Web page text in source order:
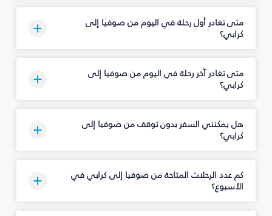
متى تغادر أول رحلة في اليوم من صوفيا إلى
كرابي؟
متى تغادر آخر رحلة في اليوم من صوفيا إلى
كرابي؟
هل يمكنني السفر بدون توقف من صوفيا إلى
كرابي؟
كم عدد الرحلات المتاحة من صوفيا إلى كرابي في
الأسبوع؟